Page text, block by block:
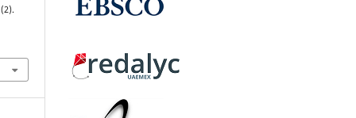
(2).